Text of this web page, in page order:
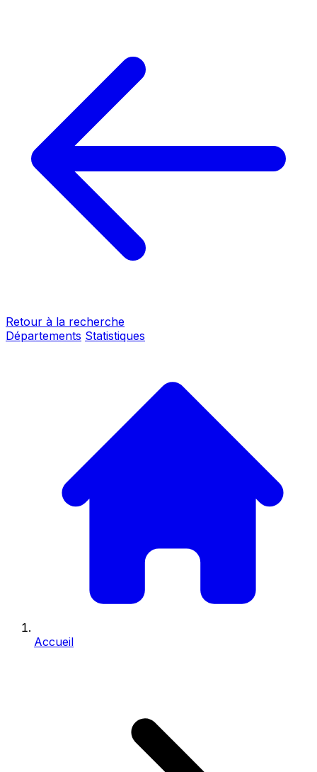
Retour à la recherche
Départements Statistiques
Accueil